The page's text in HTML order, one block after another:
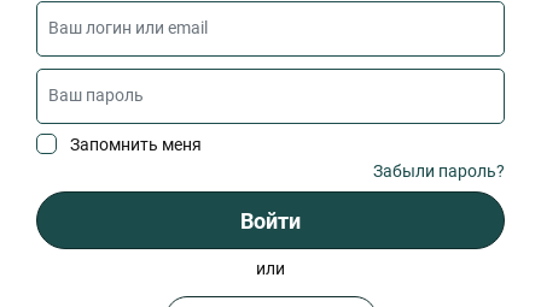
Запомнить меня
Забыли пароль?
Войти
или